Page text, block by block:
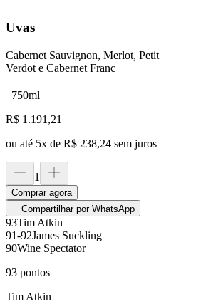
Uvas
Cabernet Sauvignon, Merlot, Petit
Verdot e Cabernet Franc
750ml
R$ 1.191,21
ou até 5x de R$ 238,24 sem juros
1
Comprar agora
Compartilhar por WhatsApp
93Tim Atkin
91-92James Suckling
90Wine Spectator
93 pontos
Tim Atkin